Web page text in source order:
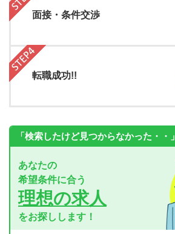
面接・条件交渉
転職成功!!
「検索したけど見つからなかった・・」
あなたの
希望条件に合う
理想の求人
をお探しします！